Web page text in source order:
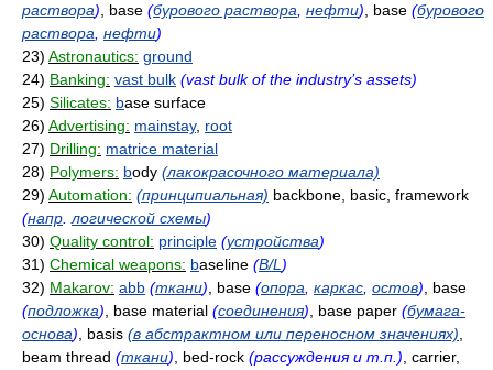
раствора) , base (бурового раствора нефти) , base (бурового
раствора нефти)
23) Astronautics: ground
24) Banking: vast bulk (vast bulk of the industry’s assets)
25) Silicates: base surface
26) Advertising: mainstay, root
27) Drilling: matrice material
28) Polymers: body (лакокрасочного материала)
29) Automation: (принципиальная) backbone, basic, framework
(напр логической схемы)
30) Quality control: principle (устройства)
31) Chemical weapons: baseline (B/L )
32) Makarov: abb (ткани) , base (опора каркас остов) , base
(подложка) , base material (соединения) , base paper (бумага-
основа) , basis (в абстрактном или переносном значениях)
beam thread (ткани) , bed-rock (рассуждения и т.п.) , carrier,